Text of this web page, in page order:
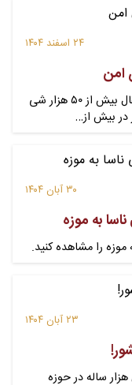
۲۴ اسفند ۱۴۰۴
مدیرکل پایگاه‌های میراث‌ ملی و جهانی از انتقال بیش از ۵۰ هزار شی
در بیش از…
۳۰ آبان ۱۴۰۴
به موزه
را مشاهده کنید.
۲۳ آبان ۱۴۰۴
ساله در حوزه